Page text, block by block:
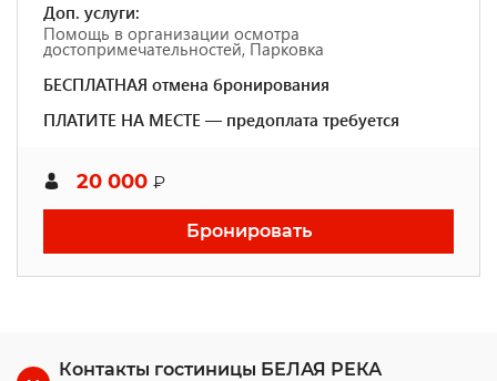
Доп. услуги:
Помощь в организации осмотра
достопримечательностей, Парковка
БЕСПЛАТНАЯ отмена бронирования
ПЛАТИТЕ НА МЕСТЕ — предоплата требуется
20 000 ₽
Бронировать
Контакты гостиницы БЕЛАЯ РЕКА